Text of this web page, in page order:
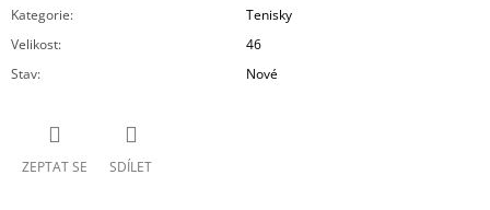
Kategorie:
Tenisky
Velikost:
46
Stav: Nové
ZEPTAT SE SDÍLET